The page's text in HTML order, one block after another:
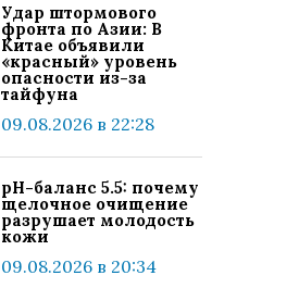
Удар штормового
фронта по Азии: В
Китае объявили
«красный» уровень
опасности из-за
тайфуна
09.08.2026 в 22:28
pH-баланс 5.5: почему
щелочное очищение
разрушает молодость
кожи
09.08.2026 в 20:34